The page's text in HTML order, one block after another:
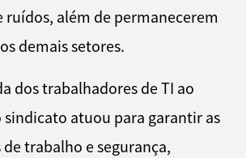
ruídos, além de permanecerem
demais setores.
dos trabalhadores de TI ao
sindicato atuou para garantir as
trabalho e segurança,